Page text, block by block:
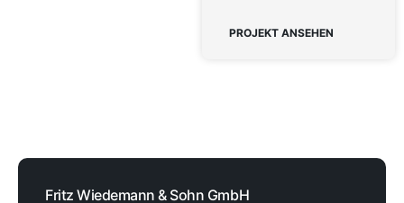
PROJEKT ANSEHEN
Fritz Wiedemann & Sohn GmbH